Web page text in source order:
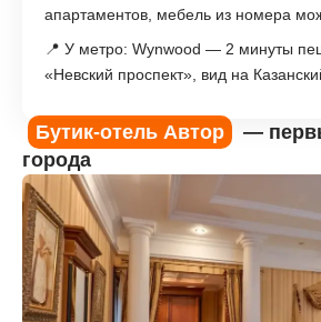
апартаментов, мебель из номера
📍 У метро: Wynwood — 2 минуты
«Невский проспект», вид на
Бутик-отель Автор
—
города